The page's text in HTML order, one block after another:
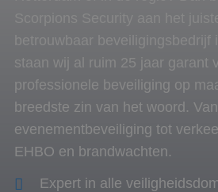
betrouwbaar beveiligingsbedrijf
staan wij al ruim 25 jaar garant
professionele beveiliging op
breedste zin van het woord.
evenementbeveiliging tot
EHBO en brandwachten.
Expert in alle